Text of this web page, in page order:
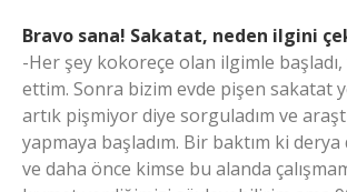
Bravo sana! Sakatat, neden ilgini
-Her şey kokoreçe olan ilgimle
ettim. Sonra bizim evde pişen sakatat
artık pişmiyor diye sorguladım ve
yapmaya başladım. Bir baktım ki
ve daha önce kimse bu alanda